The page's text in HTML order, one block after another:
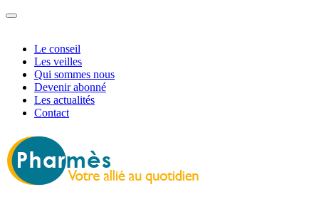
Le conseil
Les veilles
Qui sommes nous
Devenir abonné
Les actualités
Contact